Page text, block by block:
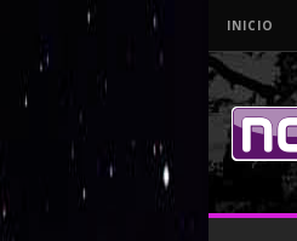
INICIO